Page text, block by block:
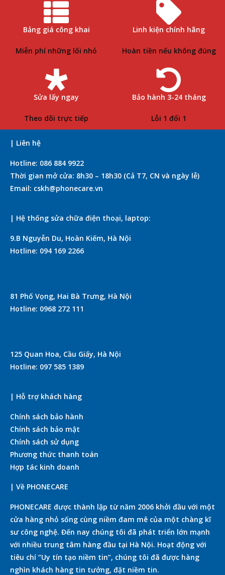
Bảng giá công khai
Miễn phí những lối nhỏ
Linh kiện chính hãng
Hoàn tiền nếu không đúng
Sửa lấy ngay
Theo dõi trực tiếp
Bảo hành 3-24 tháng
Lỗi 1 đổi 1
| Liên hệ
Hotline: 086 884 9922
Thời gian mở cửa: 8h30 – 18h30 (Cả T7, CN và ngày lễ)
Email: cskh@phonecare.vn
| Hệ thống sửa chữa điện thoại, laptop:
9.B Nguyễn Du, Hoàn Kiếm, Hà Nội
Hotline: 094 169 2266
81 Phố Vọng, Hai Bà Trưng, Hà Nội
Hotline: 0968 272 111
125 Quan Hoa, Cầu Giấy, Hà Nội
Hotline: 097 585 1389
| Hỗ trợ khách hàng
Chính sách bảo hành
Chính sách bảo mật
Chính sách sử dụng
Phương thức thanh toán
Hợp tác kinh doanh
| Về PHONECARE
PHONECARE được thành lập từ năm 2006 khởi đầu với một
cửa hàng nhỏ sống cùng niềm đam mê của một chàng kĩ
sư công nghệ. Đến nay chúng tôi đã phát triển lớn mạnh
với nhiều trung tâm hàng đầu tại Hà Nội. Hoạt động với
tiêu chí “Uy tín tạo niềm tin”, chúng tôi đã được hàng
nghìn khách hàng tin tưởng, đặt niềm tin.